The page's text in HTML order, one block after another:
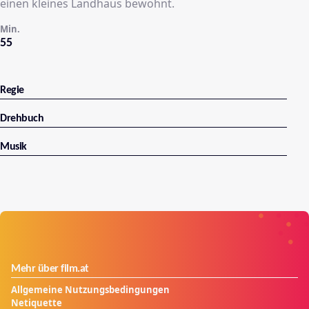
einen kleines Landhaus bewohnt.
55
Min.
Regie
Drehbuch
Musik
Mehr über film.at
Allgemeine Nutzungsbedingungen
Netiquette